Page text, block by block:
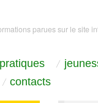
parues sur le site
contacts